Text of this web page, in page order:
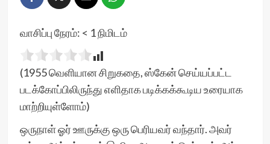
வாசிப்பு நேரம்: < 1நிமிடம்
(1955 வெளியான சிறுகதை, ஸ்கேன் செய்யப்பட்ட
படக்கோப்பிலிருந்து எளிதாக படிக்கக்கூடிய உரையாக
மாற்றியுள்ளோம்)
ஒருநாள் ஓர் ஊருக்கு ஒரு பெரியவர் வந்தார். அவர்